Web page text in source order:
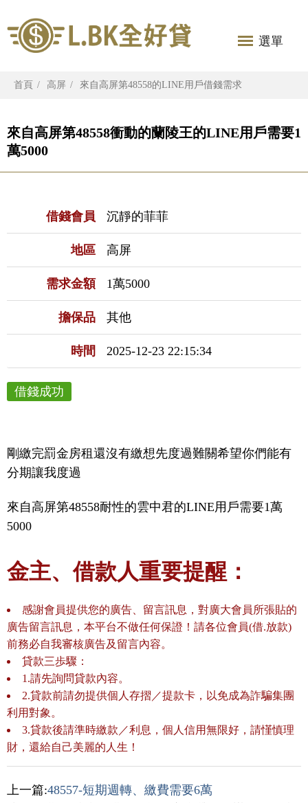
選單
首頁 高屏 來自高屏第48558的LINE用戶借錢需求
來自高屏第48558衝動的蘭陵王的LINE用戶需要1
萬5000
借錢會員 沉靜的菲菲
地區 高屏
需求金額 1萬5000
擔保品 其他
時間 2025-12-23 22:15:34
借錢成功
剛繳完罰金房租還沒有繳想先度過難關希望你們能有
分期讓我度過
來自高屏第48558耐性的雲中君的LINE用戶需要1萬
5000
金主、借款人重要提醒：
感謝會員提供您的廣告、留言訊息，對廣大會員所張貼的
廣告留言訊息，本平台不做任何保證！請各位會員(借.放款)
前務必自我審核廣告及留言內容。
貸款三歩驟：
1.請先詢問貸款內容。
2.貸款前請勿提供個人存摺／提款卡，以免成為詐騙集團
利用對象。
3.貸款後請準時繳款／利息，個人信用無限好，請慬慎理
財，還給自己美麗的人生！
上一篇:48557-短期週轉、繳費需要6萬